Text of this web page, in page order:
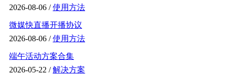
2026-08-06 /使用方法
微媒快直播开播协议
2026-08-06 /使用方法
端午活动方案合集
2026-05-22 /解决方案